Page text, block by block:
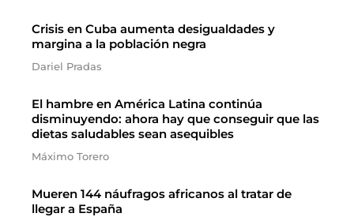
Crisis en Cuba aumenta desigualdades y
margina a la población negra
Dariel Pradas
El hambre en América Latina continúa
disminuyendo: ahora hay que conseguir que las
dietas saludables sean asequibles
Máximo Torero
Mueren 144 náufragos africanos al tratar de
llegar a España